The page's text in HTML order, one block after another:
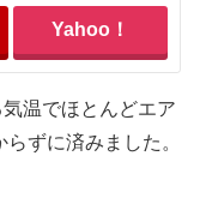
Yahoo！
温でほとんどエア
ずに済みました。